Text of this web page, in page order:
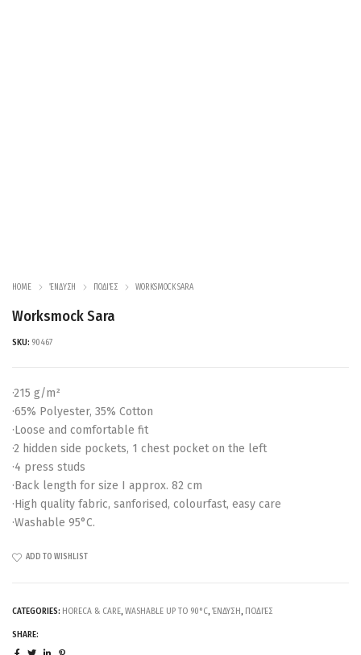
HOME ΈΝΔΥΣΗ ΠΟΔΙΈΣ WORKSMOCK SARA
Worksmock Sara
SKU: 90467
·215 g/m²
·65% Polyester, 35% Cotton
·Loose and comfortable fit
·2 hidden side pockets, 1 chest pocket on the left
·4 press studs
·Back length for size I approx. 82 cm
·High quality fabric, sanforised, colourfast, easy care
·Washable 95°C.
ADD TO WISHLIST
CATEGORIES: HORECA & CARE, WASHABLE UP TO 90°C, ΈΝΔΥΣΗ, ΠΟΔΙΈΣ
SHARE: